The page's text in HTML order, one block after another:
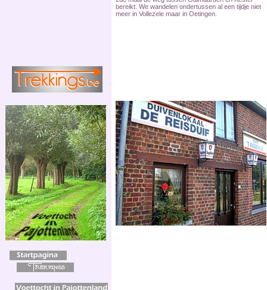
bereikt. We wandelen ondertussen al een tijdje niet
meer in Vollezele maar in Oetingen.